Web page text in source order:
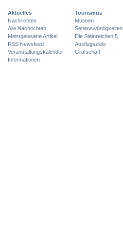
Aktuelles
Nachrichten
Alle Nachrichten
Meistgelesene Artikel
RSS Newsfeed
Veranstaltungskalender
Informationen
Tourismus
Museen
Sehenswürdigkeiten
Die Steinreichen 5
Ausflugsziele
Grafschaft